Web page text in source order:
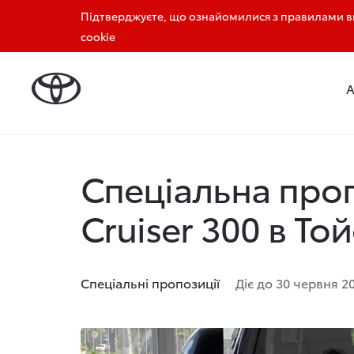
Підтверджуєте, що ознайомилися з правилами
cookie
+38 (0512) 71 00 00 +38 (0512) 71 44 44
Спеціальна
Cruiser 300 в
Спеціальні пропозиції Діє до 30 червня